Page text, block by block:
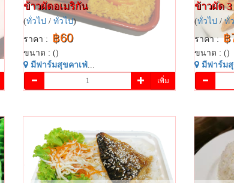
ข้าวผัดอเมริกัน​
(ทั่วไป / ทั่วไป)
ราคา : ฿60
ขนาด : ()
มี​ฟาร์​มสุข​คาเฟ่​ ...
เพิ่ม
ข้าวผัด​
(ทั่วไป /ทั่
ราคา :฿
ขนาด : ()
มี​ฟาร์​ม